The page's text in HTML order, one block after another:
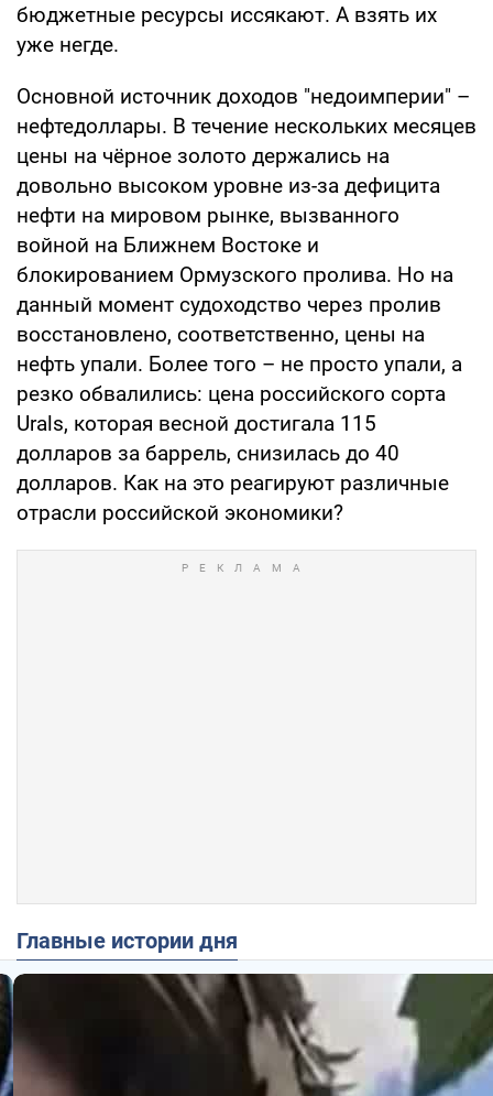
бюджетные ресурсы иссякают. А взять их
уже негде.
Основной источник доходов "недоимперии" –
нефтедоллары. В течение нескольких месяцев
цены на чёрное золото держались на
довольно высоком уровне из-за дефицита
нефти на мировом рынке, вызванного
войной на Ближнем Востоке и
блокированием Ормузского пролива. Но на
данный момент судоходство через пролив
восстановлено, соответственно, цены на
нефть упали. Более того – не просто упали, а
резко обвалились: цена российского сорта
Urals, которая весной достигала 115
долларов за баррель, снизилась до 40
долларов. Как на это реагируют различные
отрасли российской экономики?
Главные истории дня